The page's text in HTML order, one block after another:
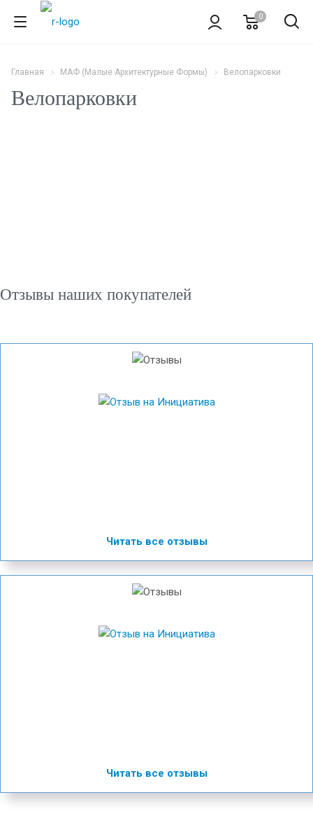
0
Главная МАФ (Малые Архитектурные Формы) Велопарковки
Велопарковки
Отзывы наших покупателей
Читать все отзывы
Читать все отзывы